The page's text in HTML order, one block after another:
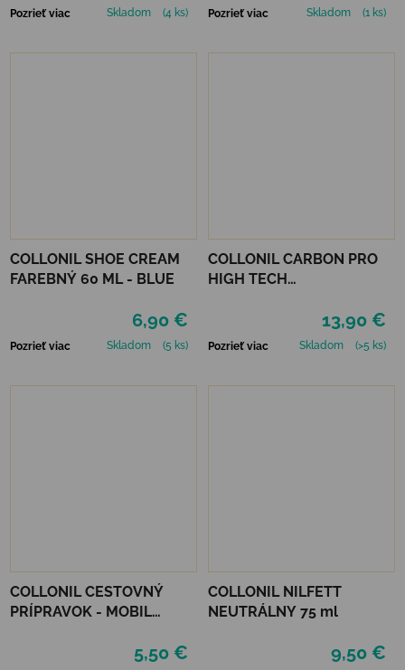
Pozrieť viac Skladom (4 ks) Pozrieť viac Skladom (1 ks)
COLLONIL SHOE CREAM
FAREBNÝ 60 ML - BLUE
6,90 €
Pozrieť viac Skladom (5 ks)
COLLONIL CARBON PRO
HIGH TECH
13,90 €
Pozrieť viac Skladom (>5 ks)
COLLONIL CESTOVNÝ
PRÍPRAVOK - MOBIL
5,50 €
COLLONIL NILFETT
NEUTRÁLNY 75 ml
9,50 €